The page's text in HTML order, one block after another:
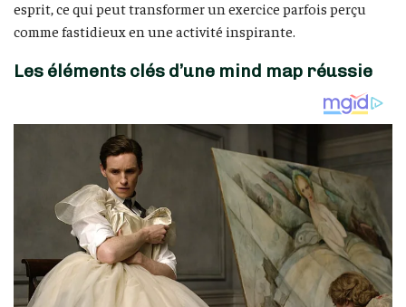
esprit, ce qui peut transformer un exercice parfois perçu
comme fastidieux en une activité inspirante.
Les éléments clés d’une mind map réussie